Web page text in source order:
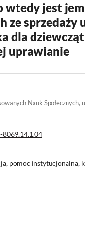
wtedy jest
ze sprzedaży
dla
uprawianie
Nauk Społecznych,
pomoc instytucjonalna,